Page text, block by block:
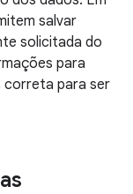
salvar
solicitada do
para
correta para ser